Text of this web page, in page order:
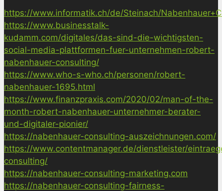
https://www.informatik.ch/de/Steinach/
https://www.businesstalk-
kudamm.com/digitales/das-sind-die-wichtigsten-
social-media-plattformen-fuer-unternehmen-robert-
nabenhauer-consulting/
https://www.who-s-who.ch/personen/robert-
nabenhauer-1695.html
https://www.finanzpraxis.com/2020/02/man-of-the-
month-robert-nabenhauer-unternehmer-berater-
und-digitaler-pionier/
https://nabenhauer-consulting-auszeichnungen.com/
https://www.contentmanager.de/dienstleister/
consulting/
https://nabenhauer-consulting-marketing.com
https://nabenhauer-consulting-fairness-